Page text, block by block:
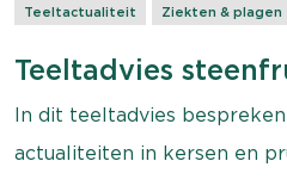
Teeltactualiteit Ziekten & plagen
Teeltadvies
In dit teeltadvies
actualiteiten in kersen en